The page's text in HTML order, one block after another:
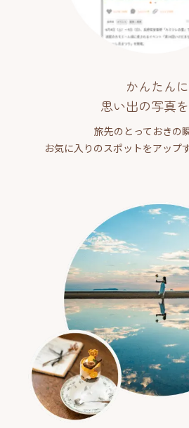
かんたんに
思い出の写真
旅先のとっておきの
お気に入りのスポットをアップ